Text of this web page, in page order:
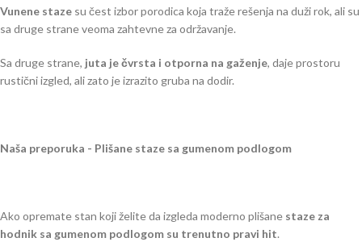
Vunene staze su čest izbor porodica koja traže rešenja na duži rok, ali su
sa druge strane veoma zahtevne za održavanje.
Sa druge strane, juta je čvrsta i otporna na gaženje, daje prostoru
rustični izgled, ali zato je izrazito gruba na dodir.
Naša preporuka - Plišane staze sa gumenom podlogom
Ako opremate stan koji želite da izgleda moderno plišane staze za
hodnik sa gumenom podlogom su trenutno pravi hit.